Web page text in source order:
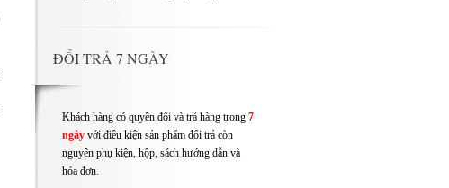
ĐỔI TRẢ 7 NGÀY
Khách hàng có quyền đổi và trả hàng trong 7
ngày với điều kiện sản phẩm đổi trả còn
nguyên phụ kiện, hộp, sách hướng dẫn và
hóa đơn.